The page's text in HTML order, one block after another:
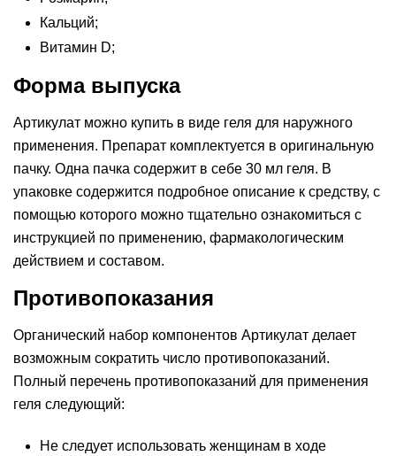
Кальций;
Витамин D;
Форма выпуска
Артикулат можно купить в виде геля для наружного
применения. Препарат комплектуется в оригинальную
пачку. Одна пачка содержит в себе 30 мл геля. В
упаковке содержится подробное описание к средству, с
помощью которого можно тщательно ознакомиться с
инструкцией по применению, фармакологическим
действием и составом.
Противопоказания
Органический набор компонентов Артикулат делает
возможным сократить число противопоказаний.
Полный перечень противопоказаний для применения
геля следующий:
Не следует использовать женщинам в ходе